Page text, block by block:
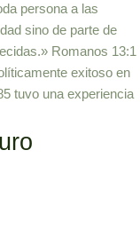
persona a las
sino de parte de
Romanos 13:1
exitoso en
tuvo una experiencia